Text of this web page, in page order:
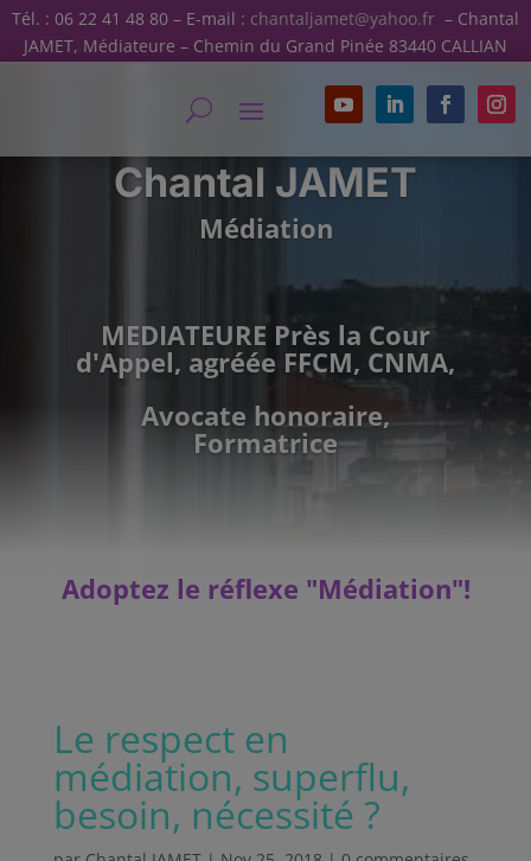
Tél. : 06 22 41 48 80 – E-mail : chantaljamet@yahoo.fr – Chantal
JAMET, Médiateure – Chemin du Grand Pinée 83440 CALLIAN
Chantal JAMET
Médiation
MEDIATEURE Près la Cour
d'Appel, agréée FFCM, CNMA,
Avocate honoraire,
Formatrice
Adoptez le réflexe "Médiation"!
Le respect en
médiation, superflu,
besoin, nécessité ?